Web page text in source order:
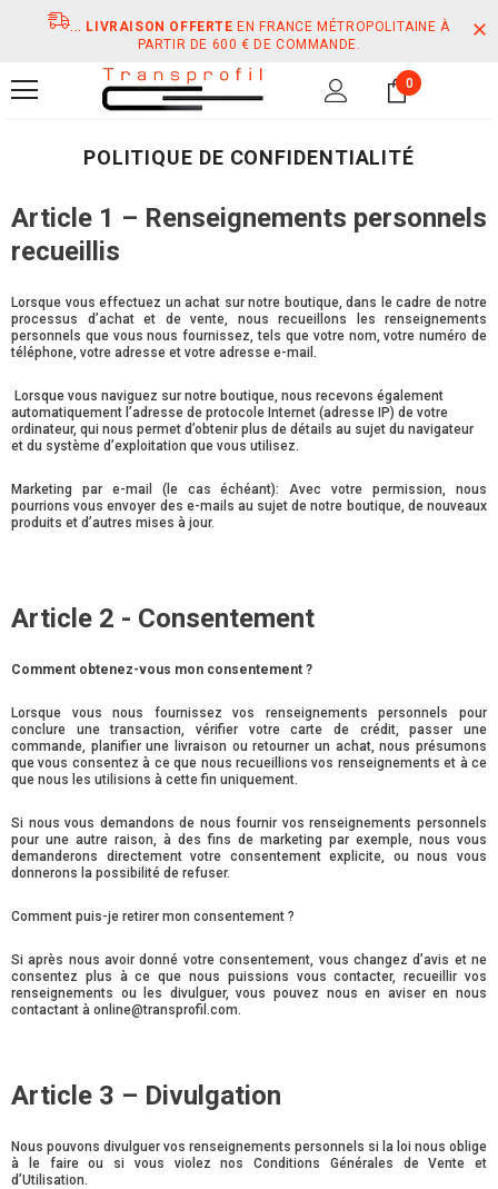
... LIVRAISON OFFERTE EN FRANCE MÉTROPOLITAINE À
PARTIR DE 600 € DE COMMANDE.
0
POLITIQUE DE CONFIDENTIALITÉ
Article 1 – Renseignements personnels
recueillis
Lorsque vous effectuez un achat sur notre boutique, dans le cadre de notre
processus d’achat et de vente, nous recueillons les renseignements
personnels que vous nous fournissez, tels que votre nom, votre numéro de
téléphone, votre adresse et votre adresse e-mail.
Lorsque vous naviguez sur notre boutique, nous recevons également
automatiquement l’adresse de protocole Internet (adresse IP) de votre
ordinateur, qui nous permet d’obtenir plus de détails au sujet du navigateur
et du système d’exploitation que vous utilisez.
Marketing par e-mail (le cas échéant): Avec votre permission, nous
pourrions vous envoyer des e-mails au sujet de notre boutique, de nouveaux
produits et d’autres mises à jour.
Article 2 - Consentement
Comment obtenez-vous mon consentement ?
Lorsque vous nous fournissez vos renseignements personnels pour
conclure une transaction, vérifier votre carte de crédit, passer une
commande, planifier une livraison ou retourner un achat, nous présumons
que vous consentez à ce que nous recueillions vos renseignements et à ce
que nous les utilisions à cette fin uniquement.
Si nous vous demandons de nous fournir vos renseignements personnels
pour une autre raison, à des fins de marketing par exemple, nous vous
demanderons directement votre consentement explicite, ou nous vous
donnerons la possibilité de refuser.
Comment puis-je retirer mon consentement ?
Si après nous avoir donné votre consentement, vous changez d’avis et ne
consentez plus à ce que nous puissions vous contacter, recueillir vos
renseignements ou les divulguer, vous pouvez nous en aviser en nous
contactant à online@transprofil.com.
Article 3 – Divulgation
Nous pouvons divulguer vos renseignements personnels si la loi nous oblige
à le faire ou si vous violez nos Conditions Générales de Vente et
d’Utilisation.